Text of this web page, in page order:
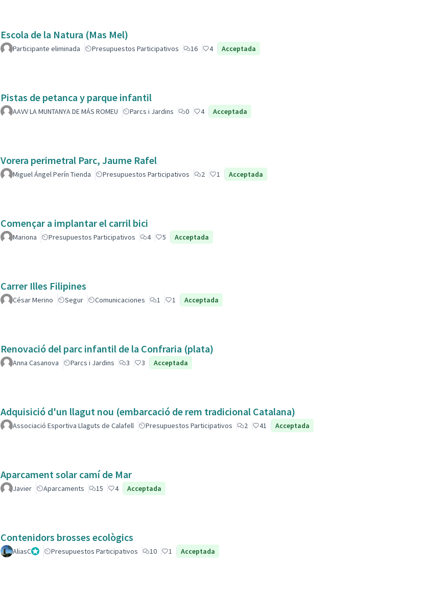
Escola de la Natura (Mas Mel)
Participante eliminada Presupuestos Participativos 16 4 Acceptada
Pistas de petanca y parque infantil
AAVV LA MUNTANYA DE MÁS ROMEU Parcs i Jardins 0 4 Acceptada
Vorera perimetral Parc, Jaume Rafel
Miguel Ángel Perín Tienda Presupuestos Participativos 2 1 Acceptada
Començar a implantar el carril bici
Mariona Presupuestos Participativos 4 5 Acceptada
Carrer Illes Filipines
César Merino Segur Comunicaciones 1 1 Acceptada
Renovació del parc infantil de la Confraria (plata)
Anna Casanova Parcs i Jardins 3 3 Acceptada
Adquisició d'un llagut nou (embarcació de rem tradicional Catalana)
Associació Esportiva Llaguts de Calafell Presupuestos Participativos 2 41 Acceptada
Aparcament solar camí de Mar
Javier Aparcaments 15 4 Acceptada
Contenidors brosses ecològics
AliasCGestorPresupuestos Participativos 10 1 Acceptada